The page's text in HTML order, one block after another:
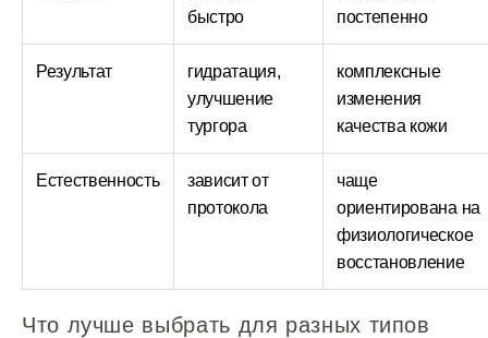
быстро
постепенно
Результат
гидратация,
улучшение
тургора
комплексные
изменения
качества кожи
Естественность
зависит от
протокола
чаще
ориентирована на
физиологическое
восстановление
Что лучше выбрать для разных типов